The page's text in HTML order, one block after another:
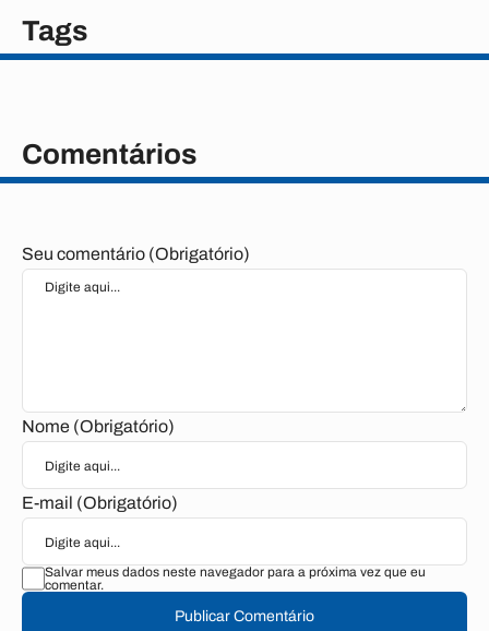
Tags
Comentários
Seu comentário (Obrigatório)
Nome (Obrigatório)
E-mail (Obrigatório)
Salvar meus dados neste navegador para a próxima vez que eu
comentar.
Publicar Comentário